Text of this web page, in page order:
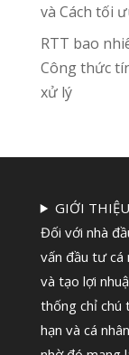
và Cách tối
RTT bao
Công thức
xử lý
GIỚI THIỆU
Đối với nhà
vấn đầu tư cá
và tạo lợi
thống chỉ chú
hạn và cá